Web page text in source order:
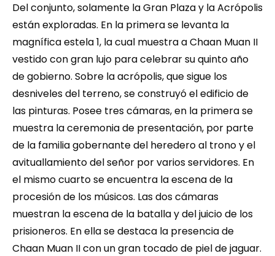
Del conjunto, solamente la Gran Plaza y la Acrópolis
están exploradas. En la primera se levanta la
magnífica estela 1, la cual muestra a Chaan Muan II
vestido con gran lujo para celebrar su quinto año
de gobierno. Sobre la acrópolis, que sigue los
desniveles del terreno, se construyó el edificio de
las pinturas. Posee tres cámaras, en la primera se
muestra la ceremonia de presentación, por parte
de la familia gobernante del heredero al trono y el
avituallamiento del señor por varios servidores. En
el mismo cuarto se encuentra la escena de la
procesión de los músicos. Las dos cámaras
muestran la escena de la batalla y del juicio de los
prisioneros. En ella se destaca la presencia de
Chaan Muan II con un gran tocado de piel de jaguar.